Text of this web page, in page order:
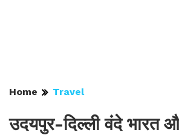
Home Travel
उदयपुर-दिल्ली वंदे भारत